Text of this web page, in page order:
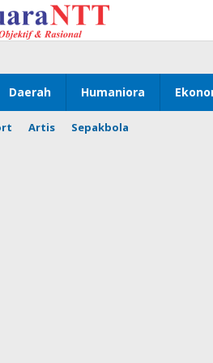
Daerah Humaniora
Artis Sepakbola